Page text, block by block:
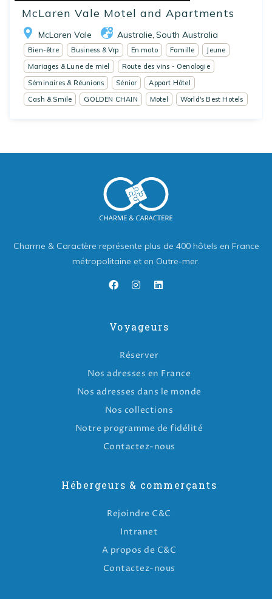
McLaren Vale Motel and Apartments
McLaren Vale Australie South Australia
Bien-être Business & Vrp En moto Famille
Jeune
Mariages & Lune de miel
Route des vins - Oenologie
Séminaires & Réunions
Sénior
Appart Hôtel
Cash & Smile
GOLDEN CHAIN Motel World's Best Hotels
Charme & Caractère représente plus de 400 hôtels en France
métropolitaine et en Outre-mer.
Voyageurs
Réserver
Nos adresses en France
Nos adresses dans le monde
Nos collections
Notre programme de fidélité
Contactez-nous
Hébergeurs & commerçants
Rejoindre C&C
Intranet
A propos de C&C
Contactez-nous